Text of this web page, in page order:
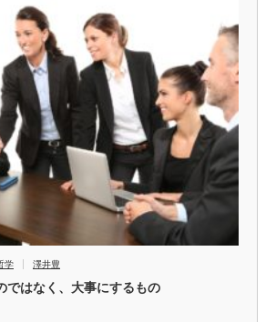
学 澤井豊
ではなく、大事にするもの